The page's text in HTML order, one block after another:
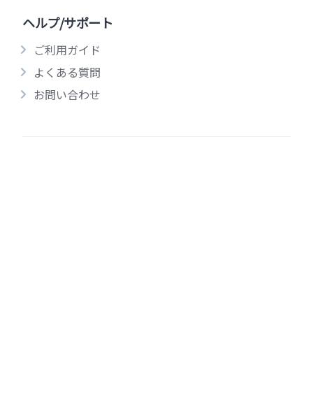
ヘルプ/サポート
ご利用ガイド
よくある質問
お問い合わせ